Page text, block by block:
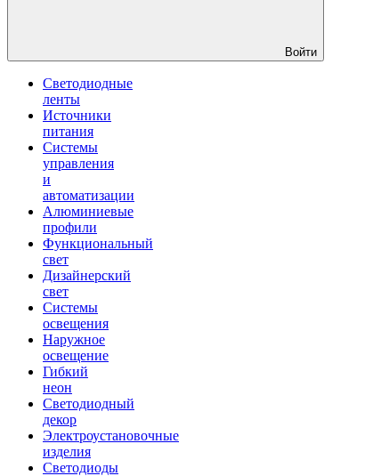
Войти
Светодиодные
ленты
Источники
питания
Системы
управления
и
автоматизации
Алюминиевые
профили
Функциональный
свет
Дизайнерский
свет
Системы
освещения
Наружное
освещение
Гибкий
неон
Светодиодный
декор
Электроустановочные
изделия
Светодиоды